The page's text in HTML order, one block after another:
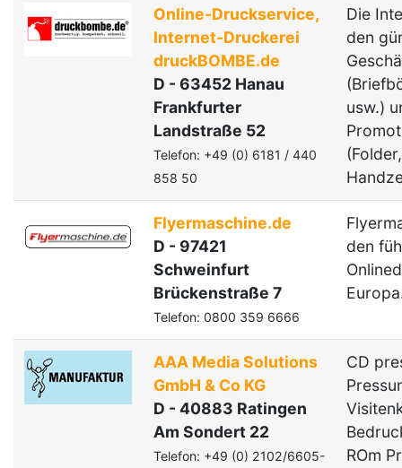
Online-Druckservice,
Internet-Druckerei
druckBOMBE.de
D - 63452 Hanau
Frankfurter
Landstraße 52
Telefon: +49 (0) 6181 / 440
858 50
Die
den
usw.)
Flyermaschine.de
D - 97421
Schweinfurt
Brückenstraße 7
Telefon: 0800 359 6666
den
AAA Media Solutions
GmbH & Co KG
D - 40883 Ratingen
Am Sondert 22
Telefon: +49 (0) 2102/6605-
CD
ROm